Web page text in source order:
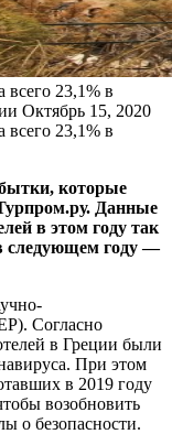
всего 23,1% в
Октябрь 15, 2020
всего 23,1% в
которые
Данные
в этом году так
следующем году —
Согласно
в Греции были
При этом
в 2019 году
возобновить
о безопасности.